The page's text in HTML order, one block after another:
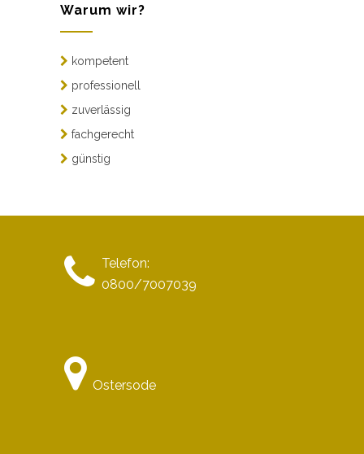
Warum wir?
kompetent
professionell
zuverlässig
fachgerecht
günstig
Telefon:
0800/7007039
Ostersode